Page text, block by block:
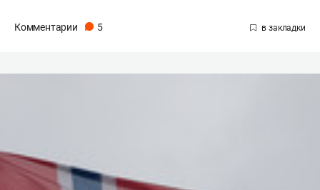
Комментарии 5